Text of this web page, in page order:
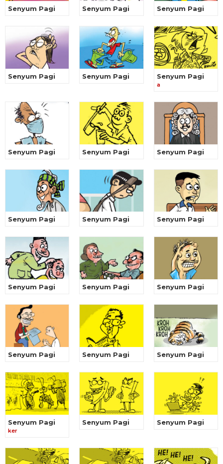
Senyum Pagi Senyum Pagi Senyum Pagi
Senyum Pagi Senyum Pagi Senyum Pagi
a
Senyum Pagi Senyum Pagi Senyum Pagi
Senyum Pagi Senyum Pagi Senyum Pagi
Senyum Pagi Senyum Pagi Senyum Pagi
Senyum Pagi Senyum Pagi Senyum Pagi
Senyum Pagi
ker
Senyum Pagi Senyum Pagi